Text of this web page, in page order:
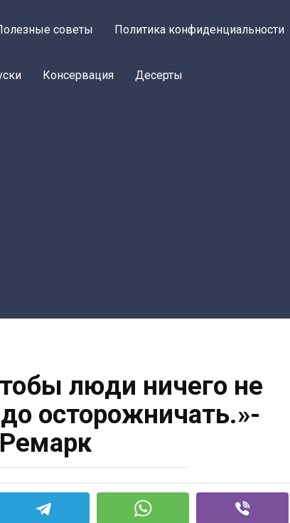
советы Политика конфиденциальности
Консервация Десерты
люди ничего не
осторожничать.»-